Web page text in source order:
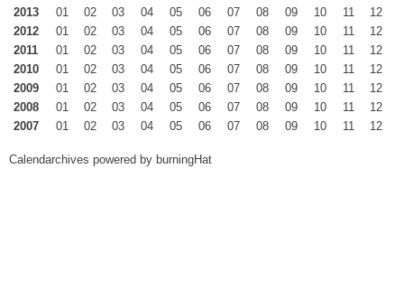
2013
01 02 03 04 05 06 07 08 09 10 11
12
2012
01 02 03 04 05 06 07 08 09 10 11
12
2011
01 02 03 04 05 06 07 08 09 10 11
12
2010
01 02 03 04 05 06 07 08 09 10 11
12
2009
01 02 03 04 05 06 07 08 09 10 11
12
2008
01 02 03 04 05 06 07 08 09 10 11
12
2007
01 02 03 04 05 06 07 08 09 10 11 12
Calendarchives powered by burningHat